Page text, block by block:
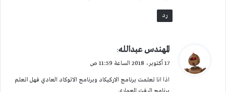
رد
ي
ل
المهندس عبدالله:
17 أكتوبر، 2018 الساعة 11:59 ص
اذا انا تعلمت برنامج الاركيكاد وبرنامج الاتوكاد العادي فهل اتعلم